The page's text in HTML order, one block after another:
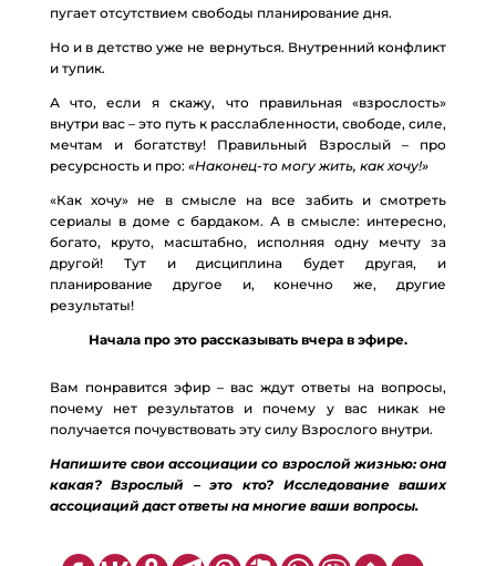
пугает отсутствием свободы планирование дня.
Но и в детство уже не вернуться. Внутренний конфликт
и тупик.
А что, если я скажу, что правильная «взрослость»
внутри вас – это путь к расслабленности, свободе, силе,
мечтам и богатству! Правильный Взрослый – про
ресурсность и про: «Наконец-то могу жить, как хочу!»
«Как хочу» не в смысле на все забить и смотреть
сериалы в доме с бардаком. А в смысле: интересно,
богато, круто, масштабно, исполняя одну мечту за
другой! Тут и дисциплина будет другая, и
планирование другое и, конечно же, другие
результаты!
Начала про это рассказывать вчера в эфире.
Вам понравится эфир – вас ждут ответы на вопросы,
почему нет результатов и почему у вас никак не
получается почувствовать эту силу Взрослого внутри.
Напишите свои ассоциации со взрослой жизнью: она
какая? Взрослый – это кто? Исследование ваших
ассоциаций даст ответы на многие ваши вопросы.